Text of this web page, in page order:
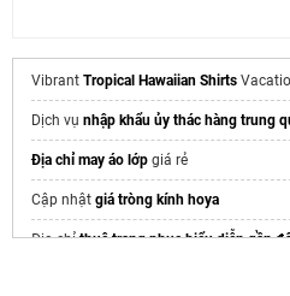
Vibrant Tropical Hawaiian Shirts
Dịch vụ nhập khẩu ủy thác hàng trung
Địa chỉ may áo lớp giá rẻ
Cập nhật giá tròng kính hoya
Địa chỉthuê trang phục biểu diễn gần